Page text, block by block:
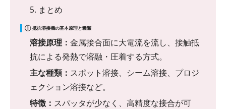
5. まとめ
① 抵抗溶接機の基本原理と種類
溶接原理： 金属接合面に大電流を流し、接触抵
抗による発熱で溶融・圧着する方式。
主な種類： スポット溶接、シーム溶接、プロジ
ェクション溶接など。
特徴： スパッタが少なく、高精度な接合が可